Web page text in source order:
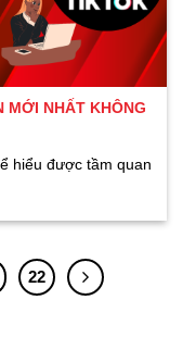
MỚI NHẤT KHÔNG
hiểu được tầm quan
22